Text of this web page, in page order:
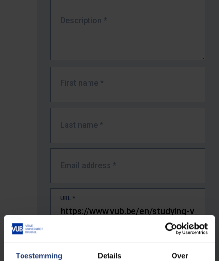
Toestemming Details Over
Description *
First name *
Last name *
Email address *
URL *
The full URL of the page where you encountered the error.